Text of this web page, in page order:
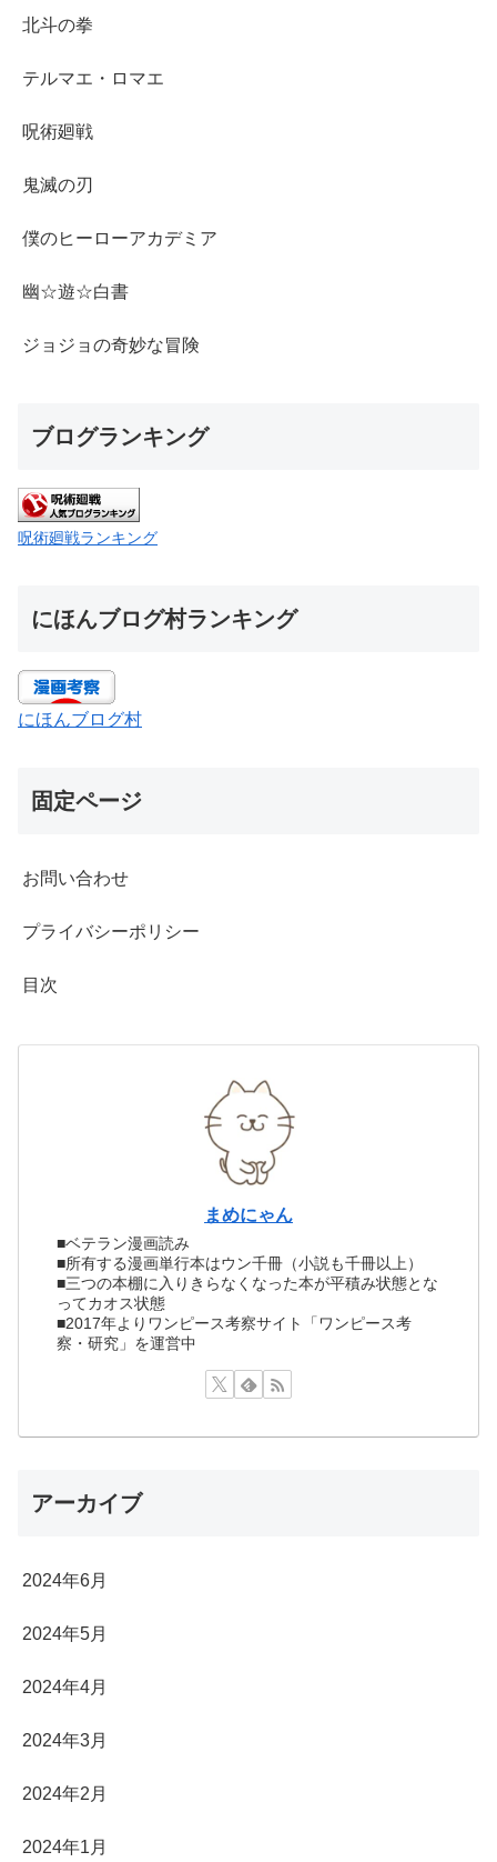
北斗の拳
テルマエ・ロマエ
呪術廻戦
鬼滅の刃
僕のヒーローアカデミア
幽☆遊☆白書
ジョジョの奇妙な冒険
ブログランキング
呪術廻戦ランキング
にほんブログ村ランキング
にほんブログ村
固定ページ
お問い合わせ
プライバシーポリシー
目次
まめにゃん
■ベテラン漫画読み
■所有する漫画単行本はウン千冊（小説も千冊以上）
■三つの本棚に入りきらなくなった本が平積み状態とな
ってカオス状態
■2017年よりワンピース考察サイト「ワンピース考
察・研究」を運営中
アーカイブ
2024年6月
2024年5月
2024年4月
2024年3月
2024年2月
2024年1月